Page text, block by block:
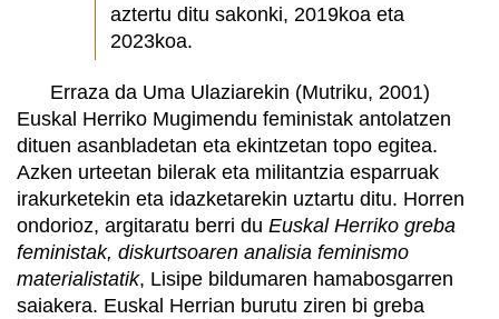
aztertu ditu sakonki, 2019koa eta
2023koa.
Erraza da Uma Ulaziarekin (Mutriku, 2001)
Euskal Herriko Mugimendu feministak antolatzen
dituen asanbladetan eta ekintzetan topo egitea.
Azken urteetan bilerak eta militantzia esparruak
irakurketekin eta idazketarekin uztartu ditu. Horren
ondorioz, argitaratu berri du Euskal Herriko greba
feministak, diskurtsoaren analisia feminismo
materialistatik, Lisipe bildumaren hamabosgarren
saiakera. Euskal Herrian burutu ziren bi greba